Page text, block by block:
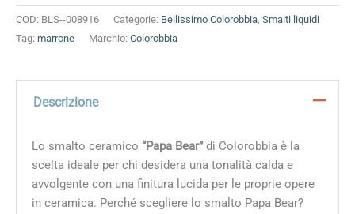
COD: BLS--008916 Categorie: Bellissimo Colorobbia, Smalti liquidi
Tag: marrone Marchio: Colorobbia
Descrizione
Lo smalto ceramico “Papa Bear”di Colorobbia è la
scelta ideale per chi desidera una tonalità calda e
avvolgente con una finitura lucida per le proprie opere
in ceramica. Perché scegliere lo smalto Papa Bear?